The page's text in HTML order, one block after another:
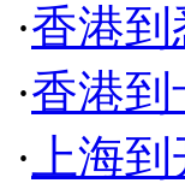
·香港到
·香港
· 上海